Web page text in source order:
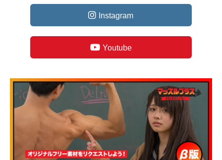
Instagram
Youtube